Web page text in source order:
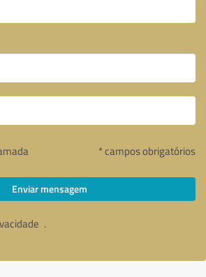
* campos obrigatórios
Enviar mensagem
.